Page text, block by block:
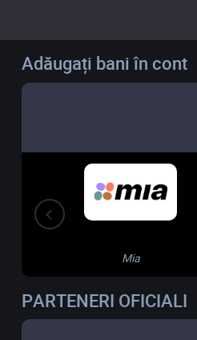
Adăugați bani în cont
Mia
PARTENERI OFICIALI